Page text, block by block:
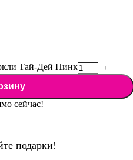
Тай-Дей Пинк
сейчас!
подарки!